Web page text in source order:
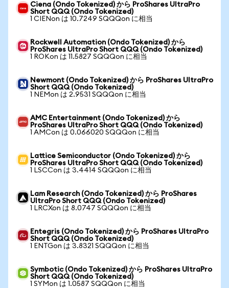
Ciena (Ondo Tokenized) から ProShares UltraPro
Short QQQ (Ondo Tokenized)
1 CIENon は 10.7249 SQQQon に相当
Rockwell Automation (Ondo Tokenized) から
ProShares UltraPro Short QQQ (Ondo Tokenized)
1 ROKon は 11.5827 SQQQon に相当
Newmont (Ondo Tokenized) から ProShares UltraPro
Short QQQ (Ondo Tokenized)
1 NEMon は 2.9531 SQQQon に相当
AMC Entertainment (Ondo Tokenized) から
ProShares UltraPro Short QQQ (Ondo Tokenized)
1 AMCon は 0.066020 SQQQon に相当
Lattice Semiconductor (Ondo Tokenized) から
ProShares UltraPro Short QQQ (Ondo Tokenized)
1 LSCCon は 3.4414 SQQQon に相当
Lam Research (Ondo Tokenized) から ProShares
UltraPro Short QQQ (Ondo Tokenized)
1 LRCXon は 8.0747 SQQQon に相当
Entegris (Ondo Tokenized) から ProShares UltraPro
Short QQQ (Ondo Tokenized)
1 ENTGon は 3.8321 SQQQon に相当
Symbotic (Ondo Tokenized) から ProShares UltraPro
Short QQQ (Ondo Tokenized)
1 SYMon は 1.0587 SQQQon に相当